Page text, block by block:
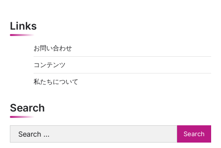
Links
お問い合わせ
コンテンツ
私たちについて
Search
Search
for: